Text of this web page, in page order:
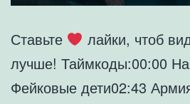
Ставьте
лайки, чтоб
лучше! Таймкоды:00:00
Фейковые дети02:43